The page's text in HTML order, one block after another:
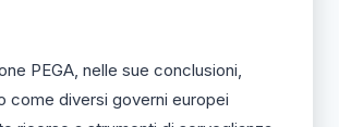
PEGA, nelle sue conclusioni,
come diversi governi europei